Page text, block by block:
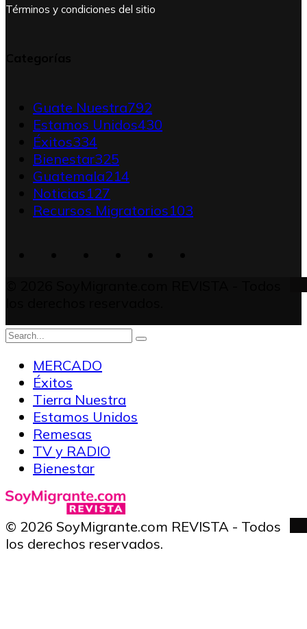
Términos y condiciones del sitio
Guate Nuestra792
Estamos Unidos430
Éxitos334
Bienestar325
Guatemala214
Noticias127
Recursos Migratorios103
MERCADO
Éxitos
Tierra Nuestra
Estamos Unidos
Remesas
TV y RADIO
Bienestar
© 2026 SoyMigrante.com REVISTA - Todos
los derechos reservados.